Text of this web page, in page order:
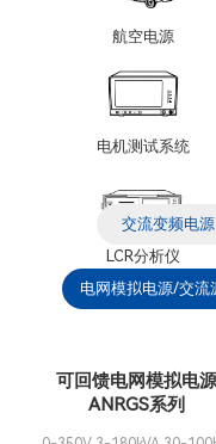
航空电源
电机测试系统
LCR分析仪
交流变频电源
电网模拟电源/交流
可回馈电网模拟电源
ANRGS系列